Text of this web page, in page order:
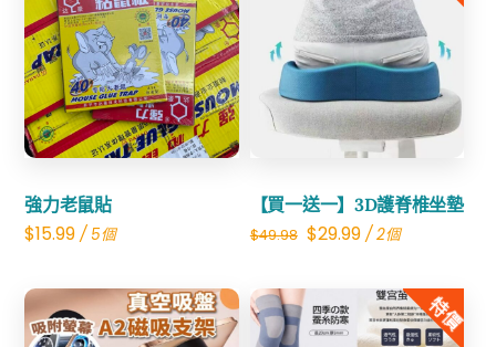
數
量
強力老鼠貼
$15.99 / 5個
Share
【買一送一】3D護脊椎坐墊
$49.98 Original
was:
$49.98.
$29.99Current
$29.99.
/ 2個
特價